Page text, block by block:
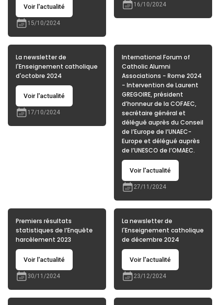
Voir l'actualité
15/10/2024
16/10/2024
La newsletter de
l'Enseignement catholique
d'octobre 2024
Voir l'actualité
17/10/2024
International Forum of
Catholic Alumni
Associations - Rome 2024
- Intervention de Laurent
GREGOIRE, président
d’honneur de la COFAEC,
secrétaire général et
délégué auprès du Conseil
de l’Europe de l’UNAEC-
Europe et délégué auprès
de l’UNESCO de l’OMAEC.
Voir l'actualité
27/11/2024
Premiers résultats
statistiques de l’Enquête
harcèlement 2023
Voir l'actualité
30/11/2024
La newsletter de
l'Enseignement catholique
de décembre 2024
Voir l'actualité
23/12/2024